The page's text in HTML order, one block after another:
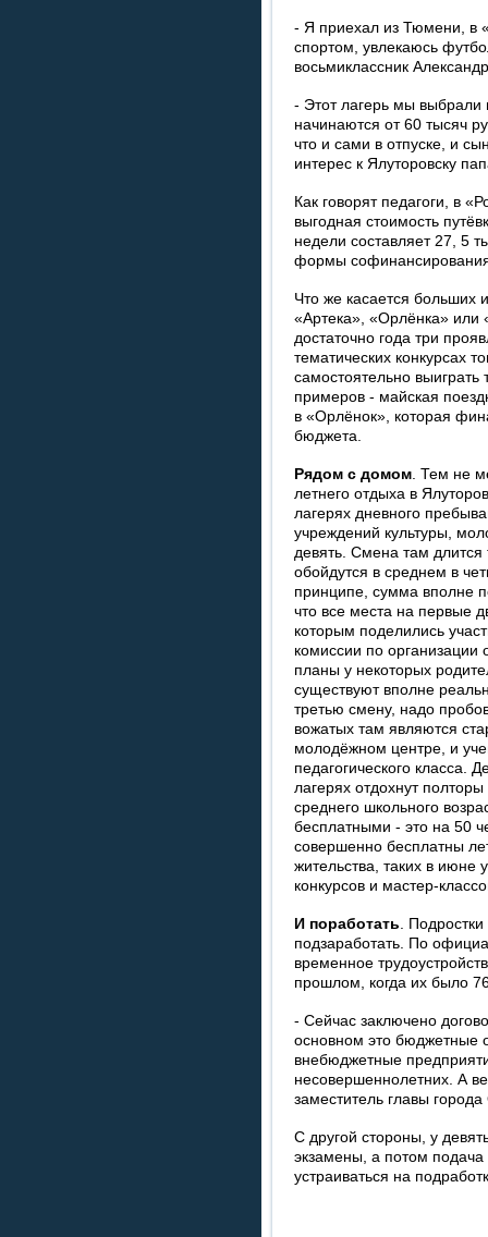
- Я приехал из Тюмени, в
спортом, увлекаюсь
восьмиклассник
- Этот лагерь мы выбрали
начинаются от 60 тысяч
что и сами в отпуске, и
интерес к Ялуторовску
Как говорят педагоги, в
выгодная стоимость
недели составляет 27, 5
формы
Что же касается больших
«Артека», «Орлёнка»
достаточно года три
тематических конкурсах
самостоятельно выиграть
примеров - майская
в «Орлёнок», которая
бюджета.
Рядом с домом. Тем не
летнего отдыха в
лагерях дневного
учреждений культуры,
девять. Смена там
обойдутся в среднем в
принципе, сумма вполне
что все места на первые
которым поделились
комиссии по организации
планы у некоторых
существуют вполне
третью смену, надо
вожатых там являются
молодёжном центре, и
педагогического класса.
лагерях отдохнут
среднего школьного
бесплатными - это на 50
совершенно бесплатны
жительства, таких в июне
конкурсов и мастер-
И поработать.
подзаработать. По
временное
прошлом, когда их было
- Сейчас заключено
основном это бюджетные
внебюджетные
несовершеннолетних. А
заместитель главы
С другой стороны, у
экзамены, а потом
устраиваться на